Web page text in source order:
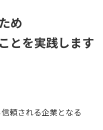
め
とを実践します
頼される企業となる